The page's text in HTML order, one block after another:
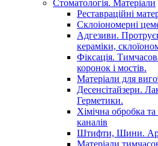
Стоматологія. Матеріали
Реставраційні
Склоіономерні
Адгезиви.
кераміки,
Фіксація.
коронок і мостів.
Матеріали для
Десенсітайзери.
Герметики.
Хімічна обробка
каналів
Штифти, Шини.
Матеріали